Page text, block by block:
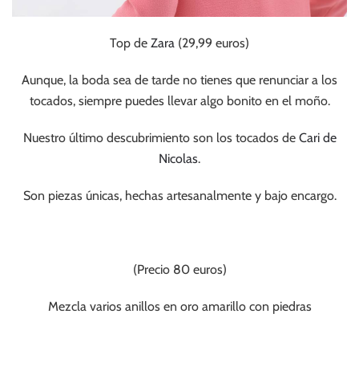
Top de Zara (29,99 euros)
Aunque, la boda sea de tarde no tienes que renunciar a los
tocados, siempre puedes llevar algo bonito en el moño.
Nuestro último descubrimiento son los tocados de Cari de
Nicolas.
Son piezas únicas, hechas artesanalmente y bajo encargo.
(Precio 80 euros)
Mezcla varios anillos en oro amarillo con piedras